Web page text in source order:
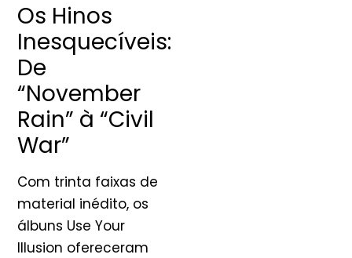
Os Hinos
Inesquecíveis:
De
“November
Rain” à “Civil
War”
Com trinta faixas de
material inédito, os
álbuns Use Your
Illusion ofereceram